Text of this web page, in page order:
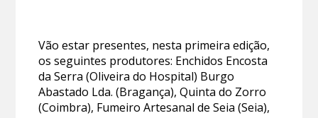
Vão estar presentes, nesta primeira edição,
os seguintes produtores: Enchidos Encosta
da Serra (Oliveira do Hospital) Burgo
Abastado Lda. (Bragança), Quinta do Zorro
(Coimbra), Fumeiro Artesanal de Seia (Seia),